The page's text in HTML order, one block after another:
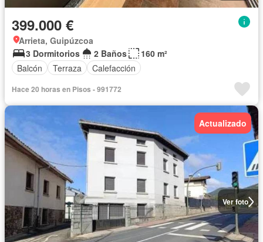
399.000 €
Arrieta, Guipúzcoa
3 Dormitorios
2 Baños
160 m²
Balcón
Terraza Calefacción
Hace 20 horas en Pisos - 991772
Ver foto
Actualizado